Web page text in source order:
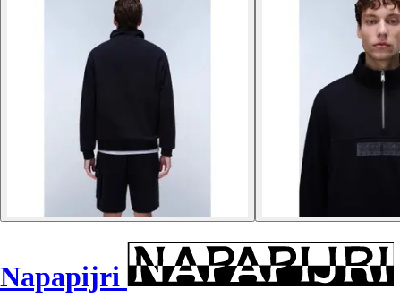
Napapijri